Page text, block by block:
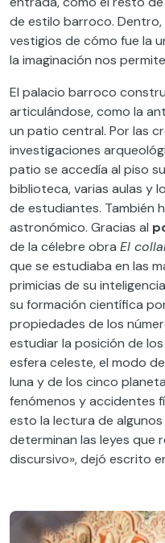
de estilo barroco. Dentro,
vestigios de cómo fue la
la imaginación nos
El palacio barroco
articulándose, como la
un patio central. Por las
investigaciones
patio se accedía al piso
biblioteca, varias aulas y
de estudiantes. También
astronómico. Gracias al
de la célebre obra El
que se estudiaba en las
primicias de su
su formación científica
propiedades de los
estudiar la posición de
esfera celeste, el modo
luna y de los cinco
fenómenos y accidentes
esto la lectura de
determinan las leyes que
discursivo», dejó escrito